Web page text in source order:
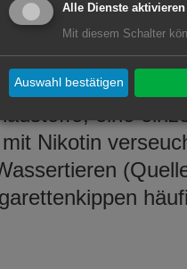
belasten die
eine
Nikotin
Alle Dienste
Mit diesem Schalter
Auswahl bestätigen